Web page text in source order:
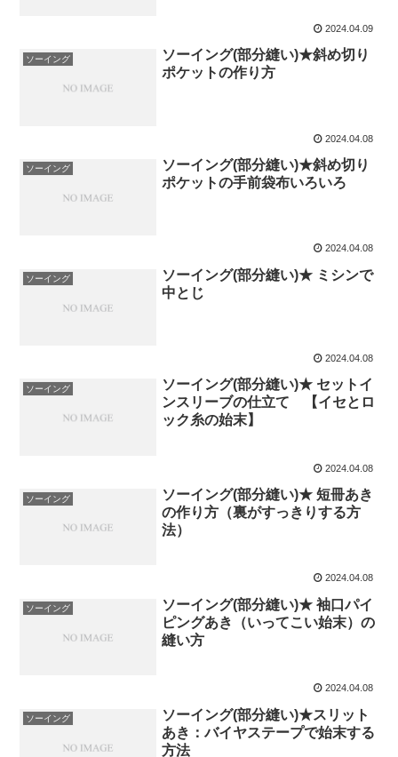
2024.04.09
ソーイング
ソーイング(部分縫い)★斜め切り
ポケットの作り方
2024.04.08
ソーイング
ソーイング(部分縫い)★斜め切り
ポケットの手前袋布いろいろ
2024.04.08
ソーイング
ソーイング(部分縫い)★ ミシンで
中とじ
2024.04.08
ソーイング
ソーイング(部分縫い)★ セットイ
ンスリーブの仕立て 【イセとロ
ック糸の始末】
2024.04.08
ソーイング
ソーイング(部分縫い)★ 短冊あき
の作り方（裏がすっきりする方
法）
2024.04.08
ソーイング
ソーイング(部分縫い)★ 袖口パイ
ピングあき（いってこい始末）の
縫い方
2024.04.08
ソーイング
ソーイング(部分縫い)★スリット
あき：バイヤステープで始末する
方法